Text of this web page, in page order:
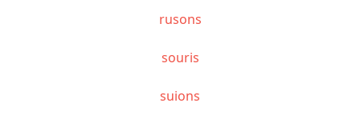
rusons
souris
suions